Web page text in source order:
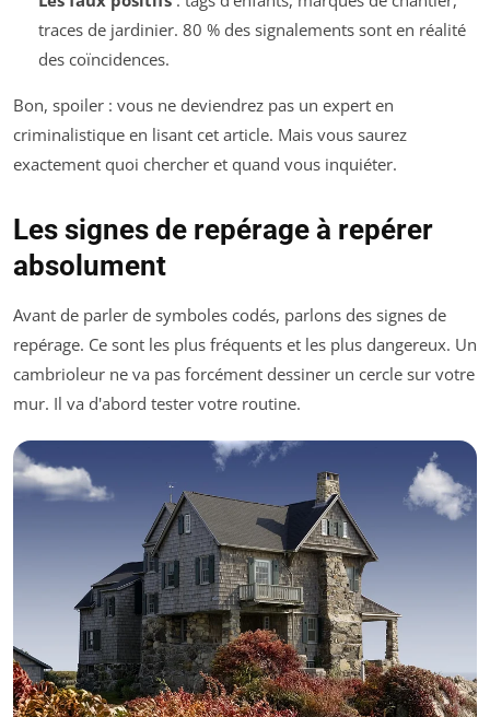
traces de jardinier. 80 % des signalements sont en réalité
des coïncidences.
Bon, spoiler : vous ne deviendrez pas un expert en
criminalistique en lisant cet article. Mais vous saurez
exactement quoi chercher et quand vous inquiéter.
Les signes de repérage à repérer
absolument
Avant de parler de symboles codés, parlons des signes de
repérage. Ce sont les plus fréquents et les plus dangereux. Un
cambrioleur ne va pas forcément dessiner un cercle sur votre
mur. Il va d'abord tester votre routine.